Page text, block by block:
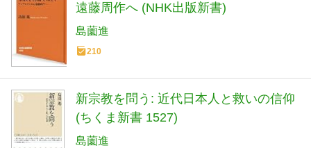
遠藤周作へ (NHK出版新書)
島薗進
210
新宗教を問う: 近代日本人と救いの信仰
(ちくま新書 1527)
島薗進